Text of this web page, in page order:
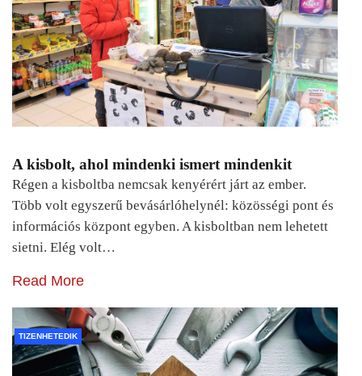
A kisbolt, ahol mindenki ismert mindenkit
Régen a kisboltba nemcsak kenyérért járt az ember.
Több volt egyszerű bevásárlóhelynél: közösségi pont és
információs központ egyben. A kisboltban nem lehetett
sietni. Elég volt…
Read More
TIZENHETEDIK